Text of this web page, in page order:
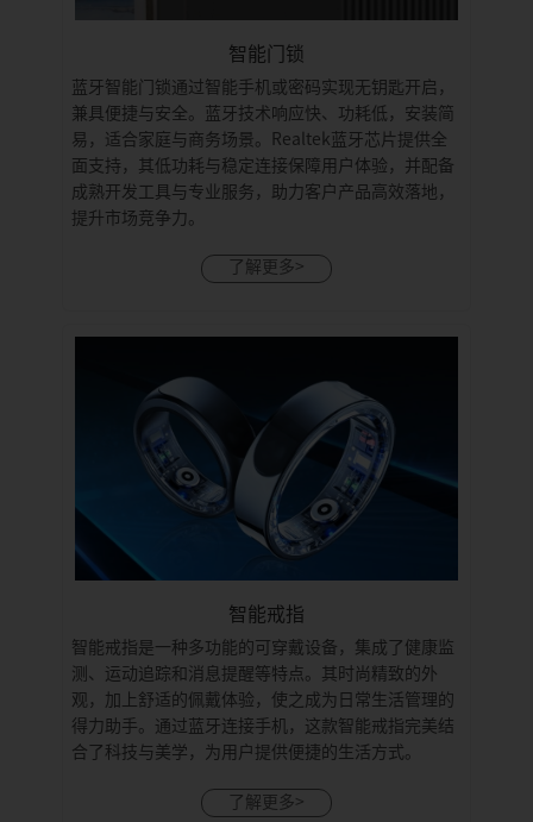
智能门锁
蓝牙智能门锁通过智能手机或密码实现无钥匙开启，
兼具便捷与安全。蓝牙技术响应快、功耗低，安装简
易，适合家庭与商务场景。Realtek蓝牙芯片提供全
面支持，其低功耗与稳定连接保障用户体验，并配备
成熟开发工具与专业服务，助力客户产品高效落地，
提升市场竞争力。
了解更多>
智能戒指
智能戒指是一种多功能的可穿戴设备，集成了健康监
测、运动追踪和消息提醒等特点。其时尚精致的外
观，加上舒适的佩戴体验，使之成为日常生活管理的
得力助手。通过蓝牙连接手机，这款智能戒指完美结
合了科技与美学，为用户提供便捷的生活方式。
了解更多>